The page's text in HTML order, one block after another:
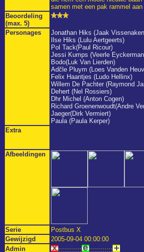
samen met een pak rammel
Beoordeling
(max. 5)
Personages
Jonathan Hiks (Jaak
Ilse Hiks (Lulu Aertgeerts)
Pol Tack(Paul Ricour)
Jessi Kumps (Veerle
Bodo(Luk Van Lierden)
Adčle Pluym (Loes Vanden
Felix Haantjes (Ludo Hellinx)
Willem De Pachter (Raymond
Dehert (Nel Rossiers)
Dhr Michel (Anton Cogen)
Richard Groenenwoudt(Andre
Jaeger(Dirk Vermiert)
Paula (Paula Kerper)
Extra
Afbeeldingen
Serie
Postbus X
Gewijzigd
2005-09-04 00:00:00
Admin
:::::::::::: ::::::::::::